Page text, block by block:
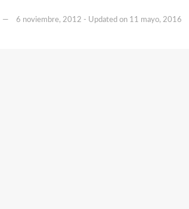
6 noviembre, 2012 - Updated on 11 mayo, 2016